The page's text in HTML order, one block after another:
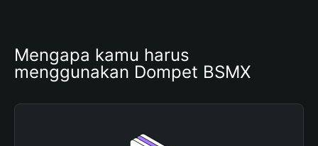
Mengapa kamu harus
menggunakan Dompet BSMX